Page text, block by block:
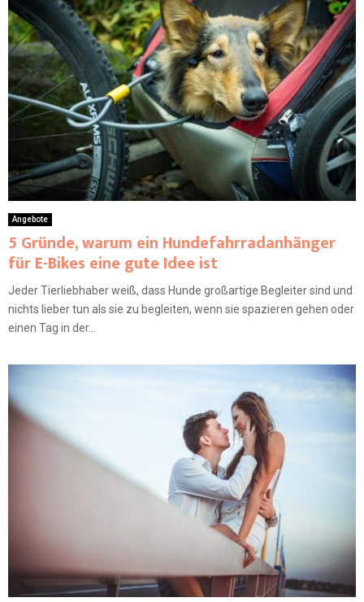
Angebote
5 Gründe, warum ein Hundefahrradanhänger
für E-Bikes eine gute Idee ist
Jeder Tierliebhaber weiß, dass Hunde großartige Begleiter sind und
nichts lieber tun als sie zu begleiten, wenn sie spazieren gehen oder
einen Tag in der...